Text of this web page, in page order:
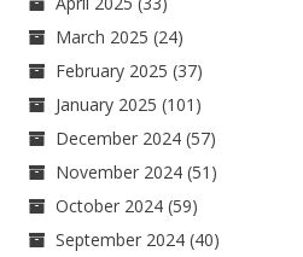
March 2025 (24)
February 2025 (37)
January 2025 (101)
December 2024 (57)
November 2024 (51)
October 2024 (59)
September 2024 (40)